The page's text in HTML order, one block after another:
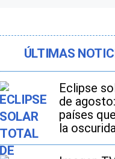
ÚLTIMAS
Eclipse
de
países
la
y dónde
disfrutará